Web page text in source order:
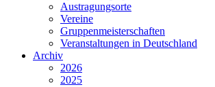
Austragungsorte
Vereine
Gruppenmeisterschaften
Veranstaltungen in Deutschland
Archiv
2026
2025